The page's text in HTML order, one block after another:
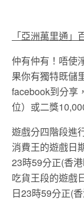
「亞洲萬里通
仲有仲有！唔使
果你有獨特既儲
facebook到分享
位）或二獎
遊戲分四階段進
消費王的遊戲日
23時59分正(香港
吃貨王段的遊戲
日23時59分正(香